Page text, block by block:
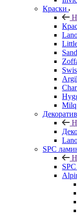
Краски
Milq
SPC